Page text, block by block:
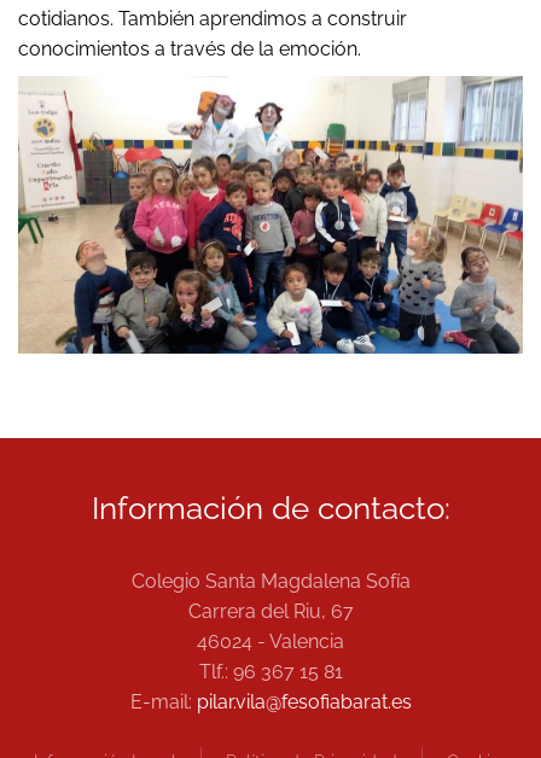
cotidianos. También aprendimos a construir
conocimientos a través de la emoción.
Información de contacto:
Colegio Santa Magdalena Sofía
Carrera del Riu, 67
46024 - Valencia
Tlf.: 96 367 15 81
E-mail: pilar.vila@fesofiabarat.es